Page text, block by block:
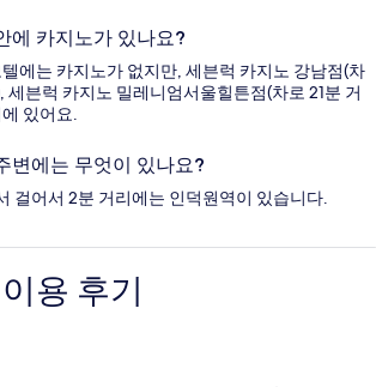
에 카지노가 있나요?
에는 카지노가 없지만, 세븐럭 카지노 강남점(차
세븐럭 카지노 밀레니엄서울힐튼점(차로 21분 거
있어요.
변에는 무엇이 있나요?
걸어서 2분 거리에는 인덕원역이 있습니다.
용 후기